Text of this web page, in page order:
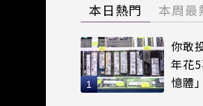
本日熱門 本周最
你敢
年花
憶體